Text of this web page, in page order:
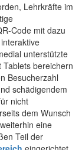
Lehrkräfte im
Code mit dazu
unterstützte
bereichern
Besucherzahl
schädigendem
nicht
dem Wunsch
eine
Teil der